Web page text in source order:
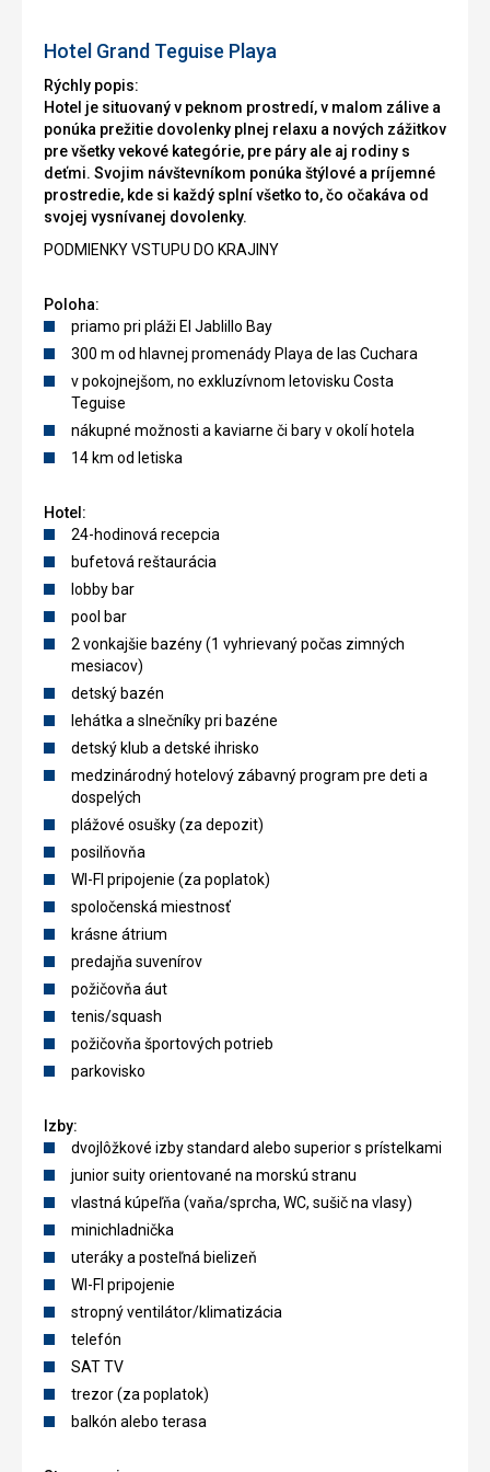
Hotel Grand Teguise Playa
Rýchly popis:
Hotel je situovaný v peknom prostredí, v malom zálive a
ponúka prežitie dovolenky plnej relaxu a nových zážitkov
pre všetky vekové kategórie, pre páry ale aj rodiny s
deťmi. Svojim návštevníkom ponúka štýlové a príjemné
prostredie, kde si každý splní všetko to, čo očakáva od
svojej vysnívanej dovolenky.
PODMIENKY VSTUPU DO KRAJINY
Poloha:
priamo pri pláži El Jablillo Bay
300 m od hlavnej promenády Playa de las Cuchara
v pokojnejšom, no exkluzívnom letovisku Costa
Teguise
nákupné možnosti a kaviarne či bary v okolí hotela
14 km od letiska
Hotel:
24-hodinová recepcia
bufetová reštaurácia
lobby bar
pool bar
2 vonkajšie bazény (1 vyhrievaný počas zimných
mesiacov)
detský bazén
lehátka a slnečníky pri bazéne
detský klub a detské ihrisko
medzinárodný hotelový zábavný program pre deti a
dospelých
plážové osušky (za depozit)
posilňovňa
WI-FI pripojenie (za poplatok)
spoločenská miestnosť
krásne átrium
predajňa suvenírov
požičovňa áut
tenis/squash
požičovňa športových potrieb
parkovisko
Izby:
dvojlôžkové izby standard alebo superior s prístelkami
junior suity orientované na morskú stranu
vlastná kúpeľňa (vaňa/sprcha, WC, sušič na vlasy)
minichladnička
uteráky a posteľná bielizeň
WI-FI pripojenie
stropný ventilátor/klimatizácia
telefón
SAT TV
trezor (za poplatok)
balkón alebo terasa